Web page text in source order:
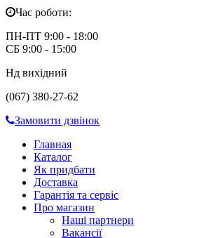
Час роботи:
ПН-ПТ 9:00 - 18:00
СБ 9:00 - 15:00
Нд вихідний
(067) 380-27-62
Замовити дзвінок
Главная
Каталог
Як придбати
Доставка
Гарантія та сервіс
Про магазин
Наші партнери
Вакансії